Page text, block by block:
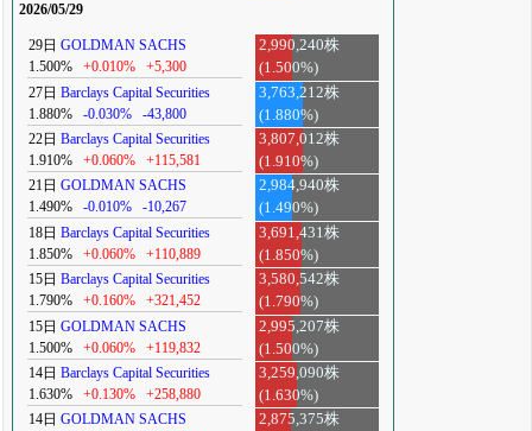
2026/05/29
29日 GOLDMAN SACHS
1.500%
+0.010% +5,300
2,990,240株
(1.500%)
27日 Barclays Capital Securities
1.880%
-0.030% -43,800
3,763,212株
(1.880%)
22日 Barclays Capital Securities
1.910%
+0.060% +115,581
3,807,012株
(1.910%)
21日 GOLDMAN SACHS
1.490%
-0.010% -10,267
2,984,940株
(1.490%)
18日 Barclays Capital Securities
1.850%
+0.060% +110,889
3,691,431株
(1.850%)
15日 Barclays Capital Securities
1.790%
+0.160% +321,452
3,580,542株
(1.790%)
15日 GOLDMAN SACHS
1.500%
+0.060% +119,832
2,995,207株
(1.500%)
14日 Barclays Capital Securities
1.630%
+0.130% +258,880
3,259,090株
(1.630%)
14日 GOLDMAN SACHS
2,875,375株